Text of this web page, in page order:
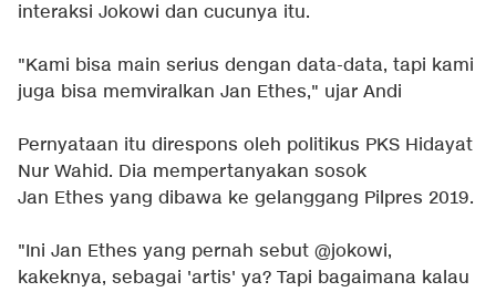
interaksi Jokowi dan cucunya itu.
"Kami bisa main serius dengan data-data, tapi kami
juga bisa memviralkan Jan Ethes," ujar Andi
Pernyataan itu direspons oleh politikus PKS Hidayat
Nur Wahid. Dia mempertanyakan sosok
Jan Ethes yang dibawa ke gelanggang Pilpres 2019.
"Ini Jan Ethes yang pernah sebut @jokowi,
kakeknya, sebagai 'artis' ya? Tapi bagaimana kalau